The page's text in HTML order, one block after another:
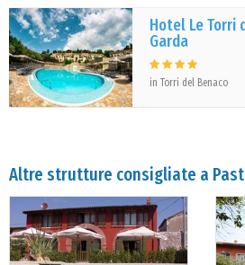
Hotel Le Torri
Garda
in Torri del Benaco
Altre strutture consigliate a